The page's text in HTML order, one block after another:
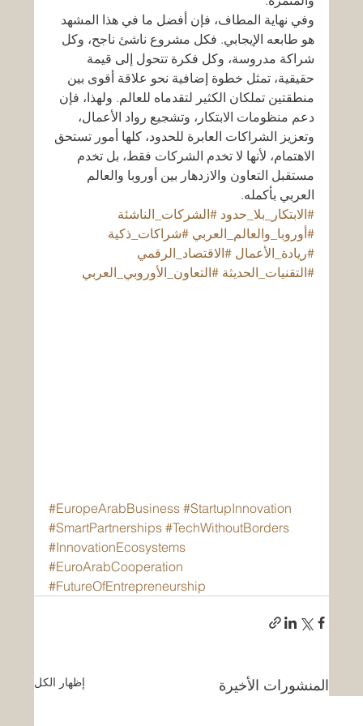
وفي نهاية المطاف، فإن أفضل ما في هذا المشهد
هو طابعه الإيجابي. فكل مشروع ناشئ ناجح، وكل
شراكة مدروسة، وكل فكرة تتحول إلى قيمة
حقيقية، تمثل خطوة إضافية نحو علاقة أقوى بين
منطقتين تملكان الكثير لتقدماه للعالم. ولهذا، فإن
دعم منظومات الابتكار، وتشجيع رواد الأعمال،
وتعزيز الشراكات العابرة للحدود، كلها أمور تستحق
الاهتمام، لأنها لا تخدم الشركات فقط، بل تخدم
مستقبل التعاون والازدهار بين أوروبا والعالم
العربي بأكمله.
#الابتكار_بلا_حدود #الشركات_الناشئة
#أوروبا_والعالم_العربي #شراكات_ذكية
#ريادة_الأعمال #الاقتصاد_الرقمي
#التقنيات_الحديثة #التعاون_الأوروبي_العربي
#EuropeArabBusiness #StartupInnovation
#SmartPartnerships #TechWithoutBorders
#InnovationEcosystems
#EuroArabCooperation
#FutureOfEntrepreneurship
المنشورات الأخيرة إظهار الكل